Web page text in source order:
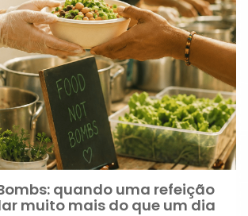
quando uma refeição
muito mais do que um dia